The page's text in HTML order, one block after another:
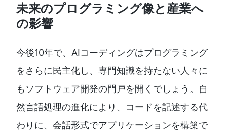
未来のプログラミング像と産業へ
の影響
今後10年で、AIコーディングはプログラミング
をさらに民主化し、専門知識を持たない人々に
もソフトウェア開発の門戸を開くでしょう。自
然言語処理の進化により、コードを記述する代
わりに、会話形式でアプリケーションを構築で